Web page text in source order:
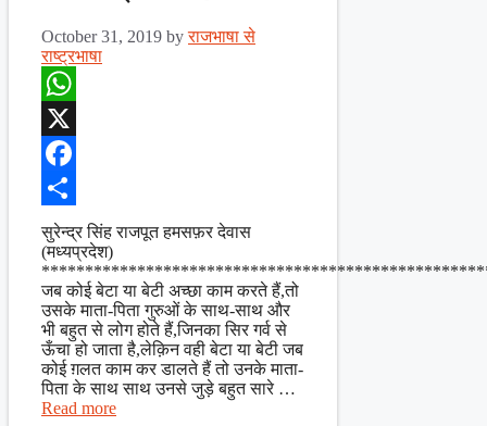
October 31, 2019 byराजभाषा से
राष्ट्रभाषा
WhatsApp
X
Facebook
Share
सुरेन्द्र सिंह राजपूत हमसफ़र देवास
(मध्यप्रदेश)
जब कोई बेटा या बेटी अच्छा काम करते हैं,तो
उसके माता-पिता गुरुओं के साथ-साथ और
भी बहुत से लोग होते हैं,जिनका सिर गर्व से
ऊँचा हो जाता है,लेक़िन वही बेटा या बेटी जब
कोई ग़लत काम कर डालते हैं तो उनके माता-
पिता के साथ साथ उनसे जुड़े बहुत सारे …
Read more